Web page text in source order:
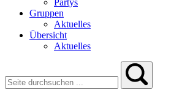
Partys
Gruppen
Aktuelles
Übersicht
Aktuelles